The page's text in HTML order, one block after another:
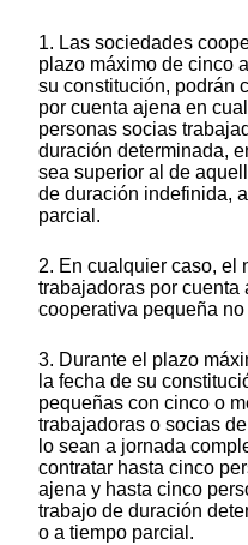
1. Las sociedades
plazo máximo de cinco
su constitución, podrán
por cuenta ajena en
personas socias
duración determinada,
sea superior al de
de duración indefinida,
parcial.
2. En cualquier caso, el
trabajadoras por cuenta
cooperativa pequeña
3. Durante el plazo
la fecha de su
pequeñas con cinco o
trabajadoras o socias
lo sean a jornada
contratar hasta cinco
ajena y hasta cinco
trabajo de duración
o a tiempo parcial.